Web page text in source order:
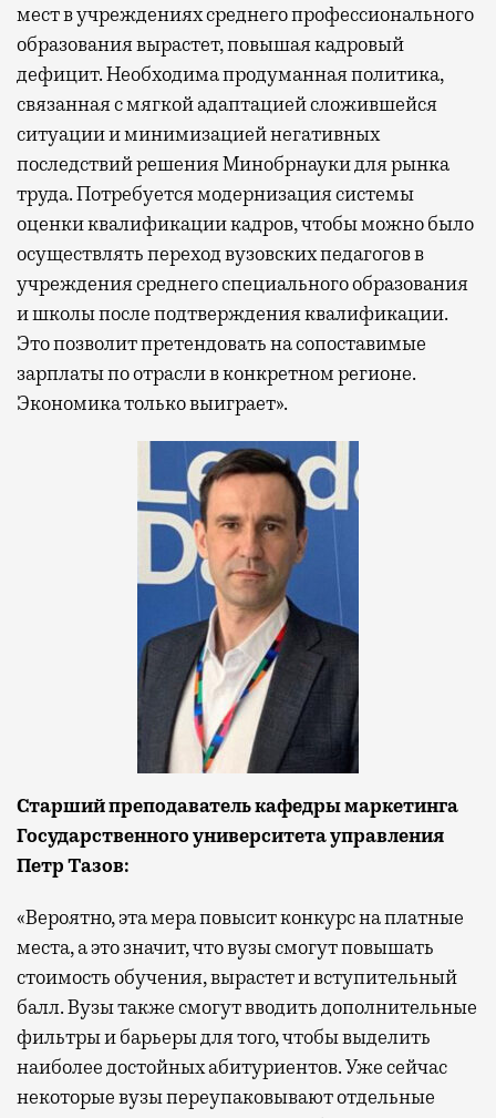
мест в учреждениях среднего профессионального
образования вырастет, повышая кадровый
дефицит. Необходима продуманная политика,
связанная с мягкой адаптацией сложившейся
ситуации и минимизацией негативных
последствий решения Минобрнауки для рынка
труда. Потребуется модернизация системы
оценки квалификации кадров, чтобы можно было
осуществлять переход вузовских педагогов в
учреждения среднего специального образования
и школы после подтверждения квалификации.
Это позволит претендовать на сопоставимые
зарплаты по отрасли в конкретном регионе.
Экономика только выиграет».
Старший преподаватель кафедры маркетинга
Государственного университета управления
Петр Тазов:
«Вероятно, эта мера повысит конкурс на платные
места, а это значит, что вузы смогут повышать
стоимость обучения, вырастет и вступительный
балл. Вузы также смогут вводить дополнительные
фильтры и барьеры для того, чтобы выделить
наиболее достойных абитуриентов. Уже сейчас
некоторые вузы переупаковывают отдельные